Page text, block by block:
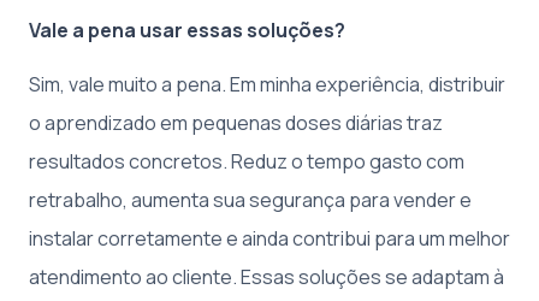
Vale a pena usar essas soluções?
Sim, vale muito a pena. Em minha experiência, distribuir
o aprendizado em pequenas doses diárias traz
resultados concretos. Reduz o tempo gasto com
retrabalho, aumenta sua segurança para vender e
instalar corretamente e ainda contribui para um melhor
atendimento ao cliente. Essas soluções se adaptam à